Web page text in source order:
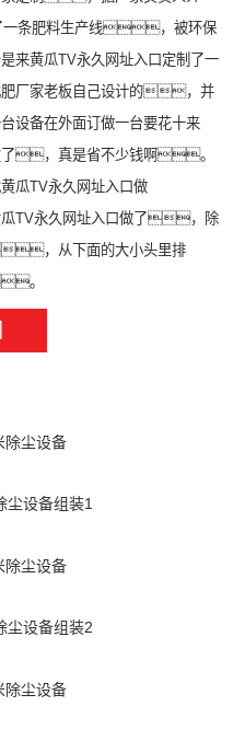
条肥料生产线，被环保
黄瓜TV永久网址入口定制了一
厂家老板自己设计的，并
设备在外面订做一台要花十来
，真是省不少钱啊。
瓜TV永久网址入口做
TV永久网址入口做了，除
，从下面的大小头里排
。
尘设备组装1
尘设备组装2